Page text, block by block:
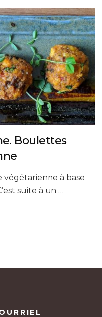
Boulettes
végétarienne à base
suite à un …